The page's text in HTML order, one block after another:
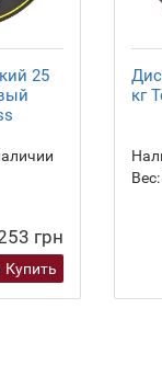
25
грн
Купить
кг
Вес: